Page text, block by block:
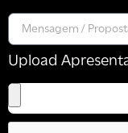
Upload